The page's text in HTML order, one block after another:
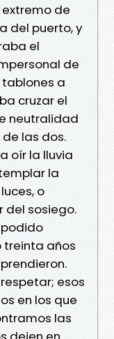
de
del puerto, y
el
de
a
cruzar el
neutralidad
las dos.
oír la lluvia
la
o
del sosiego.
podido
treinta años
esos
en los que
las